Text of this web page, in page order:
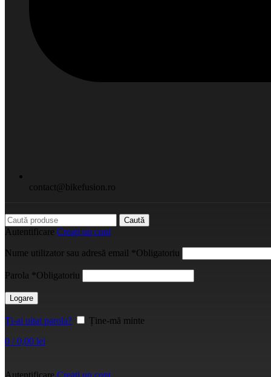
contact@bikefusion.ro
Caută
Autentificare Creați un cont
Nume utilizator sau adresă email *Obligatoriu
Parola *Obligatoriu
Logare
Ți-ai uitat parola?
Ține-mă minte
0 / 0,00 lei
Autentificare Creați un cont